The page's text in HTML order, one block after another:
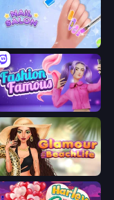
Nail Salon
Fashion Famous
Glamour Beach Life